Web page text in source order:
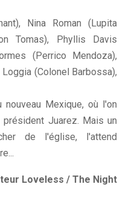
Nina Roman (Lupita
Tomas), Phyllis Davis
(Perrico Mendoza),
(Colonel Barbossa),
Mexique, où l'on
Juarez. Mais un
de l'église, l'attend
Loveless / The Night